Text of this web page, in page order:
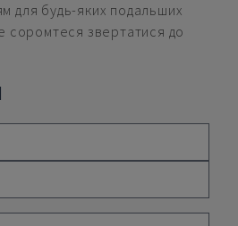
для будь-яких подальших
соромтеся звертатися до